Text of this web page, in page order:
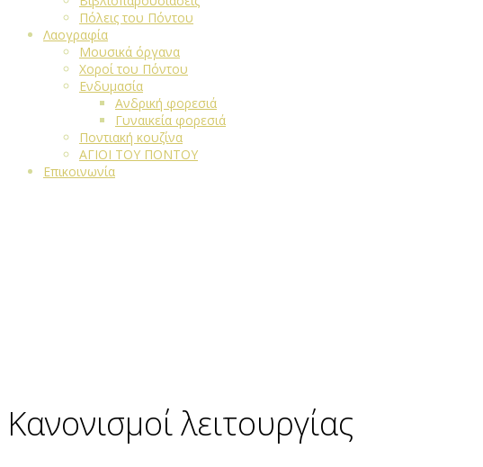
Πόλεις του Πόντου
Λαογραφία
Μουσικά όργανα
Χοροί του Πόντου
Ενδυμασία
Ανδρική φορεσιά
Γυναικεία φορεσιά
Ποντιακή κουζίνα
ΑΓΙΟΙ ΤΟΥ ΠΟΝΤΟΥ
Επικοινωνία
Κανονισμοί λειτουργίας